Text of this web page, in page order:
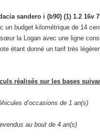
sandero i (b90) (1) 1.2 16v
un budget kilométrique de 14
la Logan avec une ligne
étant donné un tarif très
réalisés sur les bases
d’occasions de 1 an(s)
au bout de 4 an(s)